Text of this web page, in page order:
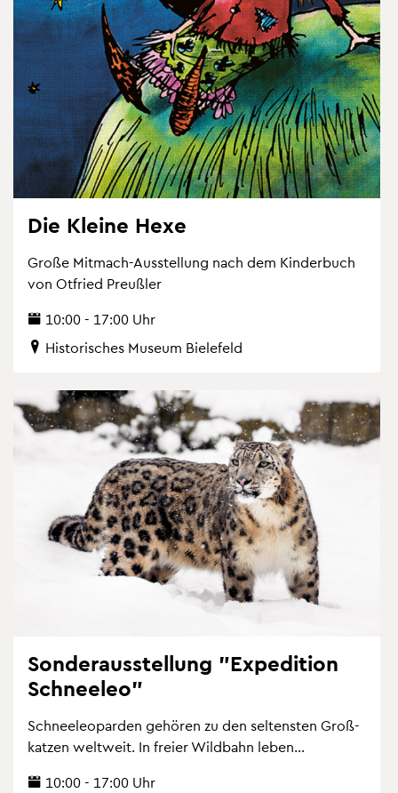
Die Klei­ne Hexe
Große Mit­mach-Aus­stel­lung nach dem Kin­der­buch
von Ot­fried Preu­ß­ler
10:00 - 17:00 Uhr
His­to­ri­sches Mu­se­um Bie­le­feld
Son­der­aus­stel­lung "Ex­pe­di­ti­on
Schnee­leo"
Schnee­leo­par­den ge­hö­ren zu den sel­tens­ten Gro­ß­
kat­zen welt­weit. In frei­er Wild­bahn leben...
10:00 - 17:00 Uhr